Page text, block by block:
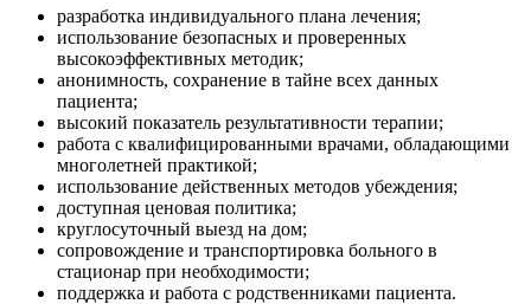
разработка индивидуального плана лечения;
использование безопасных и проверенных
высокоэффективных методик;
анонимность, сохранение в тайне всех данных
пациента;
высокий показатель результативности терапии;
работа с квалифицированными врачами, обладающими
многолетней практикой;
использование действенных методов убеждения;
доступная ценовая политика;
круглосуточный выезд на дом;
сопровождение и транспортировка больного в
стационар при необходимости;
поддержка и работа с родственниками пациента.